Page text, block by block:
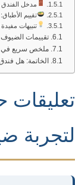
مدخل الفندق
تقييم
تنبيهات مفيدة
تقييمات
ملخص سريع في
الخاتمة: هل
تعليقات
لتجربة